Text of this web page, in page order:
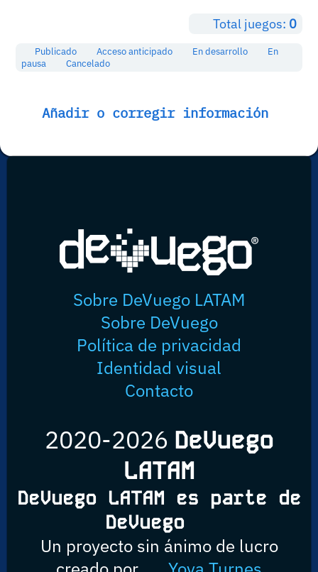
Total juegos: 0
Publicado Acceso anticipado En desarrollo
En
pausa
Cancelado
Añadir o corregir información
Sobre DeVuego LATAM
Sobre DeVuego
Política de privacidad
Identidad visual
Contacto
2020-2026 DeVuego
LATAM
DeVuego LATAM es parte de
DeVuego
Un proyecto sin ánimo de lucro